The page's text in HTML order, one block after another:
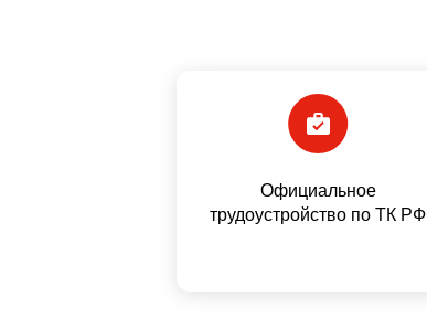
Официальное
трудоустройство по ТК РФ